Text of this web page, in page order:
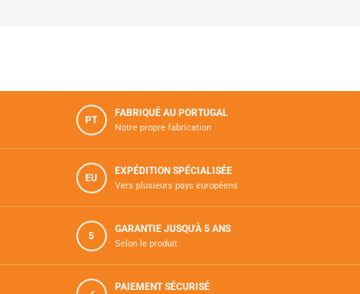
PT
FABRIQUÉ AU PORTUGAL
Notre propre fabrication
EU
EXPÉDITION SPÉCIALISÉE
Vers plusieurs pays européens
5
GARANTIE JUSQU'À 5 ANS
Selon le produit
PAIEMENT SÉCURISÉ